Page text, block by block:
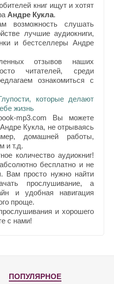
книг ищут и хотят
Андре Кукла.
возможность слушать
лучшие аудиокниги,
и бестселлеры Андре
отзывов наших
читателей, среди
ознакомиться с
которые делают
жизнь
mp3.com Вы можете
Кукла, не отрываясь
домашней работы,
и т.д.
количество аудиокниг!
бесплатно и не
Вам просто нужно найти
прослушивание, а
и удобная навигация
проще.
и хорошего
с нами!
ПОПУЛЯРНОЕ